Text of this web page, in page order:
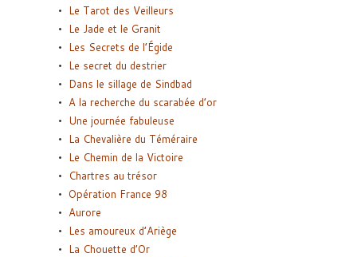
Le Tarot des Veilleurs
Le Jade et le Granit
Les Secrets de l’Égide
Le secret du destrier
Dans le sillage de Sindbad
A la recherche du scarabée d’or
Une journée fabuleuse
La Chevalière du Téméraire
Le Chemin de la Victoire
Chartres au trésor
Opération France 98
Aurore
Les amoureux d’Ariège
La Chouette d’Or